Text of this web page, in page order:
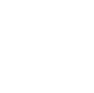
in india con guida,
alle Inde, Palace on
Operator Italiano in India.